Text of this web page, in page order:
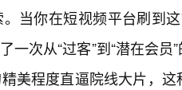
当你在短视频平台刷到
一次从“过客”到“潜在会员
美程度直逼院线大片，